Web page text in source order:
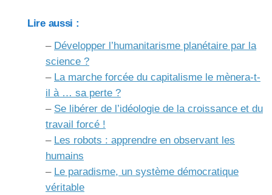
Lire aussi :
– Développer l’humanitarisme planétaire par la
science ?
– La marche forcée du capitalisme le mènera-t-
il à … sa perte ?
– Se libérer de l’idéologie de la croissance et du
travail forcé !
– Les robots : apprendre en observant les
humains
– Le paradisme, un système démocratique
véritable